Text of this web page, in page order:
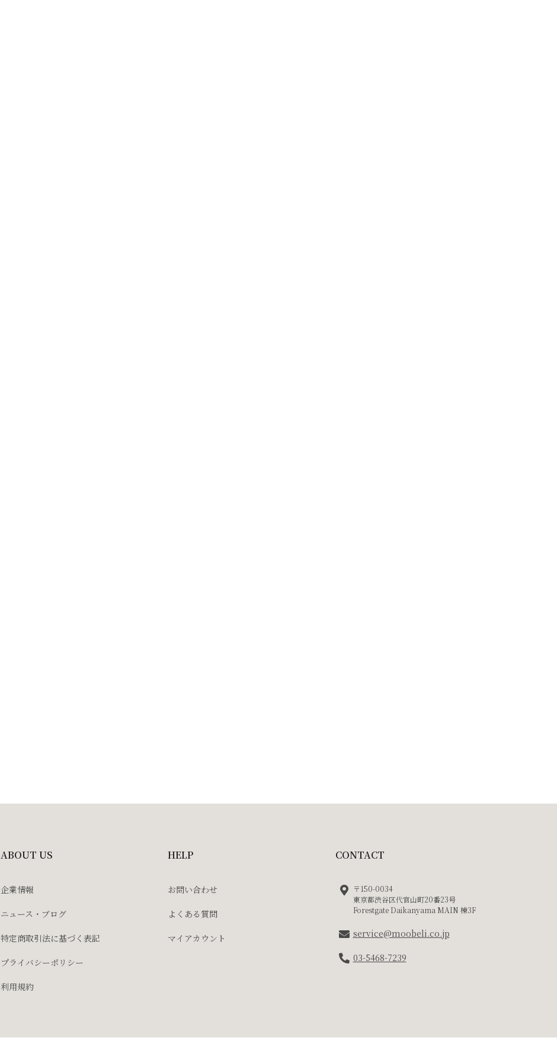
ABOUT US
企業情報
ニュース・ブログ
特定商取引法に基づく表記
プライバシーポリシー
利用規約
HELP
お問い合わせ
よくある質問
マイアカウント
CONTACT
〒150-0034
東京都渋谷区代官山町20番23号
Forestgate Daikanyama MAIN 棟3F
service@moobeli.co.jp
03-5468-7239